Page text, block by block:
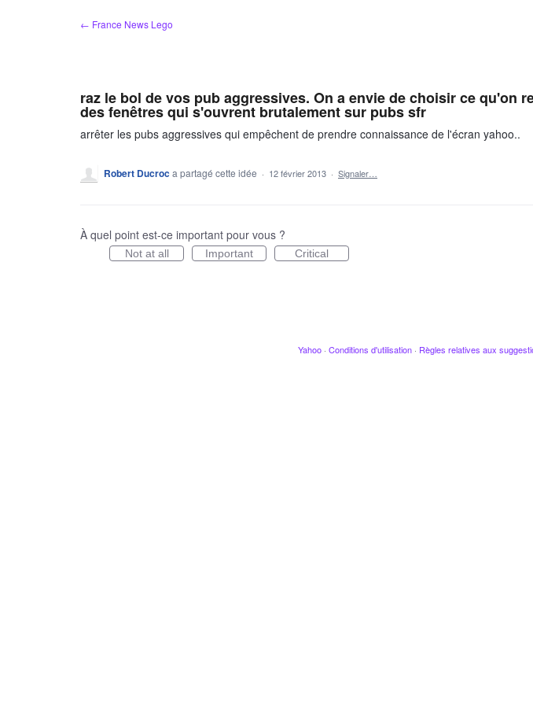
← France News Lego
raz le bol de vos pub aggressives. On a envie de choisir ce qu'on
des fenêtres qui s'ouvrent brutalement sur pubs sfr
arrêter les pubs aggressives qui empêchent de prendre connaissance de l'écran yahoo..
Robert Ducroca partagé cette idée · 12 février 2013 · Signaler…
À quel point est-ce important pour vous ?
Not at all Important Critical
Yahoo · Conditions d'utilisation · Règles relatives aux